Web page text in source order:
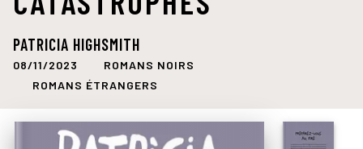
PATRICIA HIGHSMITH
08/11/2023
ROMANS NOIRS
ROMANS ÉTRANGERS